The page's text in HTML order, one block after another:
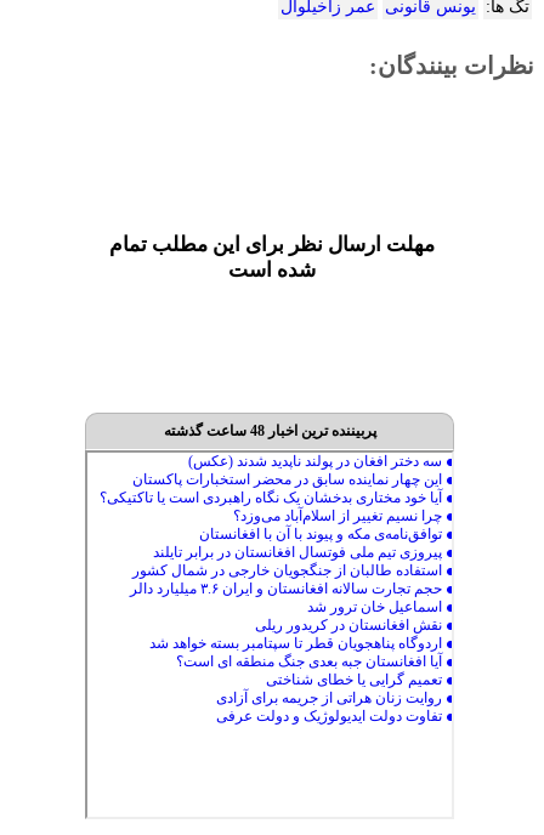
تگ ها: یونس قانونی عمر زاخیلوال
نظرات بینندگان:
مهلت ارسال نظر برای این مطلب تمام
شده است
پربیننده ترین اخبار 48 ساعت گذشته